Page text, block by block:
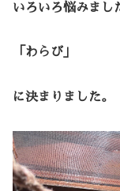
いろいろ悩みまし
「わらび」
に決まりました。